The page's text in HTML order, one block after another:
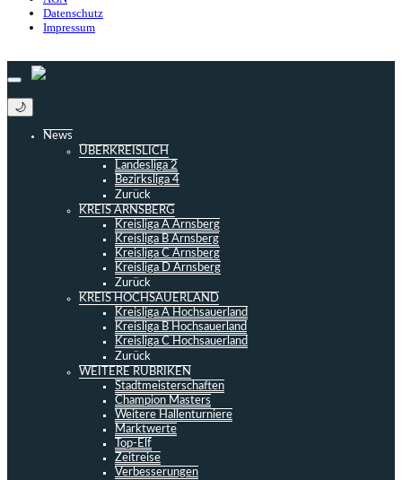
Datenschutz
Impressum
🌙
News
ÜBERKREISLICH
Landesliga 2
Bezirksliga 4
Zurück
KREIS ARNSBERG
Kreisliga A Arnsberg
Kreisliga B Arnsberg
Kreisliga C Arnsberg
Kreisliga D Arnsberg
Zurück
KREIS HOCHSAUERLAND
Kreisliga A Hochsauerland
Kreisliga B Hochsauerland
Kreisliga C Hochsauerland
Zurück
WEITERE RUBRIKEN
Stadtmeisterschaften
Champion Masters
Weitere Hallenturniere
Marktwerte
Top-Elf
Zeitreise
Verbesserungen